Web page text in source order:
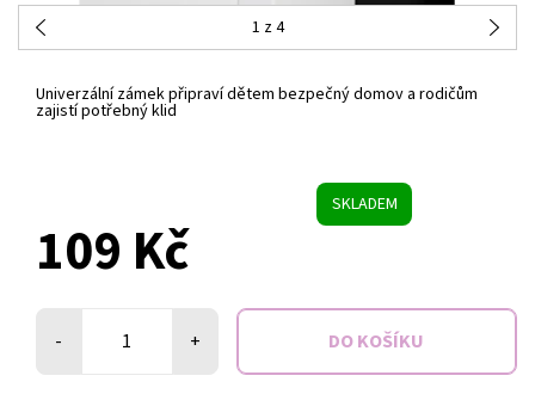
1 z 4
Univerzální zámek připraví dětem bezpečný domov a rodičům
zajistí potřebný klid
SKLADEM
109 Kč
- +